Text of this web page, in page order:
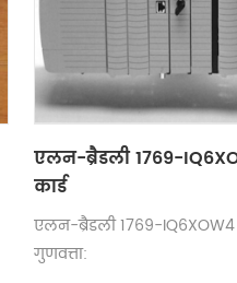
एलन-ब्रैडली 1769-
कार्ड
एलन-ब्रैडली 1769-
गुणवत्ता: